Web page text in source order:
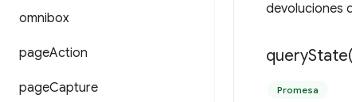
omnibox
pageAction
pageCapture
devoluciones
queryState(
Promesa